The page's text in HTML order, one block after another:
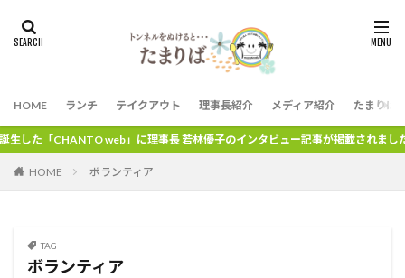
HOME ランチ テイクアウト 理事長紹介 メディア紹介 たまりば
「CHANTO web」に理事長 若林優子のインタビュー記事が掲載されました。
HOME ボランティア
TAG
ボランティア